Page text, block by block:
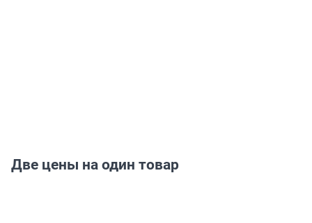
Две цены на один товар